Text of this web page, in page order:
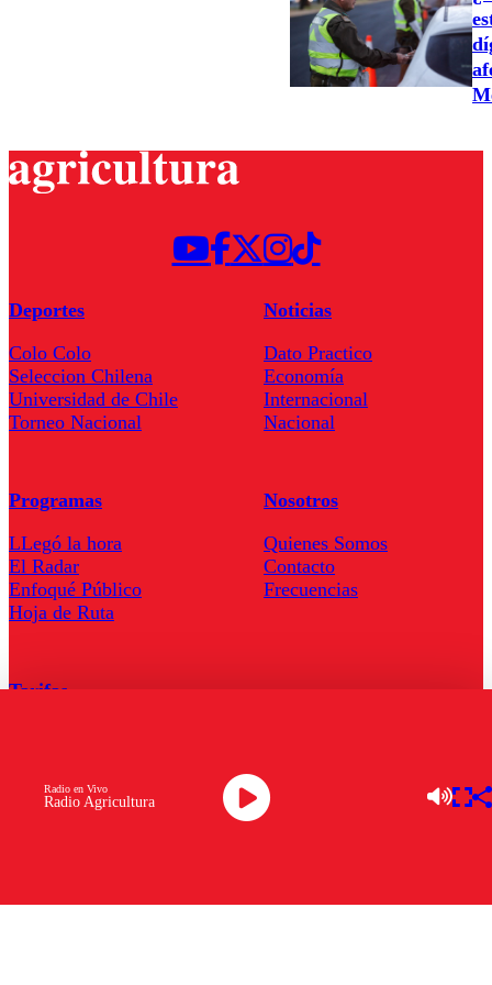
Radio Agricultura
Radio en Vivo
Deportes
Colo Colo
Seleccion Chilena
Universidad de Chile
Torneo Nacional
Noticias
Dato Practico
Economía
Internacional
Nacional
Programas
LLegó la hora
El Radar
Enfoqué Público
Hoja de Ruta
Nosotros
Quienes Somos
Contacto
Frecuencias
Tarifas
Descarga la APP